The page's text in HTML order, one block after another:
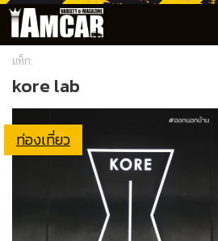
แท็ก:
kore lab
ท่องเที่ยว